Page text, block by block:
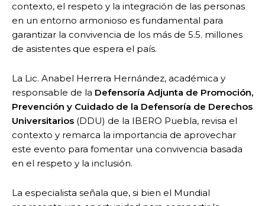
contexto, el respeto y la integración de las personas
en un entorno armonioso es fundamental para
garantizar la convivencia de los más de 5.5. millones
de asistentes que espera el país.
La Lic. Anabel Herrera Hernández, académica y
responsable de la Defensoría Adjunta de Promoción,
Prevención y Cuidado de la Defensoría de Derechos
Universitarios (DDU) de la IBERO Puebla, revisa el
contexto y remarca la importancia de aprovechar
este evento para fomentar una convivencia basada
en el respeto y la inclusión.
La especialista señala que, si bien el Mundial